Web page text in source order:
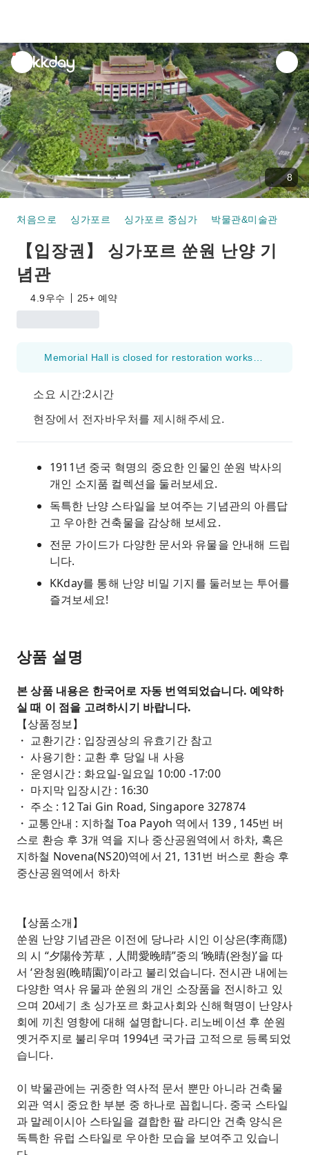
unread
notifications
8
처음으로 싱가포르 싱가포르 중심가 박물관&미술관
【입장권】 싱가포르 쑨원 난양 기
념관
4.9우수 25+ 예약
소요 시간:2시간
현장에서 전자바우처를 제시해주세요.
1911년 중국 혁명의 중요한 인물인 쑨원 박사의
개인 소지품 컬렉션을 둘러보세요.
독특한 난양 스타일을 보여주는 기념관의 아름답
고 우아한 건축물을 감상해 보세요.
전문 가이드가 다양한 문서와 유물을 안내해 드립
니다.
KKday를 통해 난양 비밀 기지를 둘러보는 투어를
즐겨보세요!
상품 설명
본 상품 내용은 한국어로 자동 번역되었습니다. 예약하
실 때 이 점을 고려하시기 바랍니다.
【상품정보】
・ 교환기간 : 입장권상의 유효기간 참고
・ 사용기한 : 교환 후 당일 내 사용
・ 운영시간 : 화요일-일요일 10:00 -17:00
・ 마지막 입장시간 : 16:30
・ 주소 : 12 Tai Gin Road, Singapore 327874
・교통안내 : 지하철 Toa Payoh 역에서 139 , 145번 버
스로 환승 후 3개 역을 지나 중산공원역에서 하차, 혹은
지하철 Novena(NS20)역에서 21, 131번 버스로 환승 후
중산공원역에서 하차
【상품소개】
쑨원 난양 기념관은 이전에 당나라 시인 이상은(李商隱)
의 시 “夕陽伶芳草，人間愛晚晴”중의 ‘晚晴(완청)’을 따
서 ‘완청원(晚晴園)’이라고 불리었습니다. 전시관 내에는
다양한 역사 유물과 쑨원의 개인 소장품을 전시하고 있
으며 20세기 초 싱가포르 화교사회와 신해혁명이 난양사
회에 끼친 영향에 대해 설명합니다. 리노베이션 후 쑨원
옛거주지로 불리우며 1994년 국가급 고적으로 등록되었
습니다.
이 박물관에는 귀중한 역사적 문서 뿐만 아니라 건축물
외관 역시 중요한 부분 중 하나로 꼽힙니다. 중국 스타일
과 말레이시아 스타일을 결합한 팔 라디안 건축 양식은
독특한 유럽 스타일로 우아한 모습을 보여주고 있습니